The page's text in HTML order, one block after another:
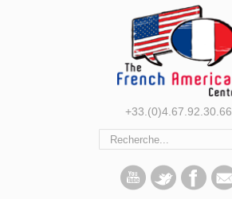
+33.(0)4.67.92.30.66